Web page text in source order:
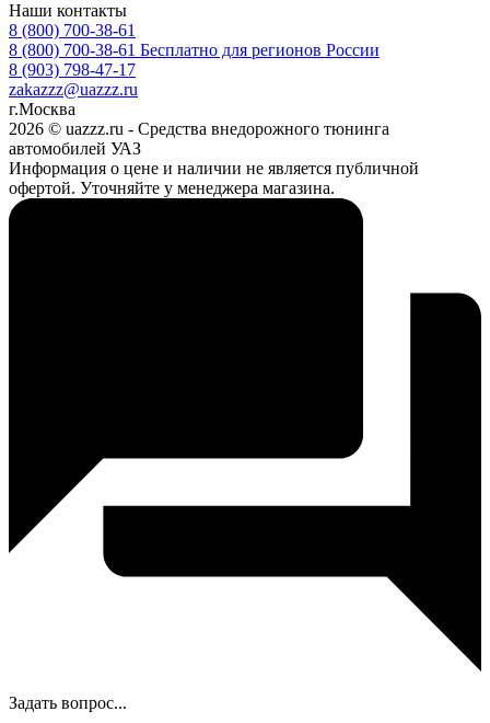
Наши контакты
8 (800) 700-38-61
8 (800) 700-38-61 Бесплатно для регионов России
8 (903) 798-47-17
zakazzz@uazzz.ru
г.Москва
2026 © uazzz.ru - Средства внедорожного тюнинга
автомобилей УАЗ
Информация о цене и наличии не является публичной
офертой. Уточняйте у менеджера магазина.
Задать вопрос...